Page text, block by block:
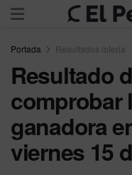
Portada Resultados loteria
Resultado
comprobar
ganadora
viernes 15